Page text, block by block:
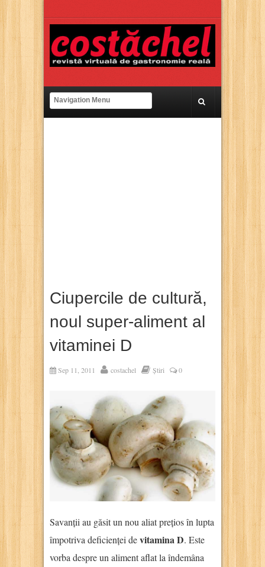
Ciupercile de cultură,
noul super-aliment al
vitaminei D
Sep 11, 2011 costachel Știri 0
Savanții au găsit un nou aliat prețios în lupta
împotriva deficienței devitamina D. Este
vorba despre un aliment aflat la îndemâna